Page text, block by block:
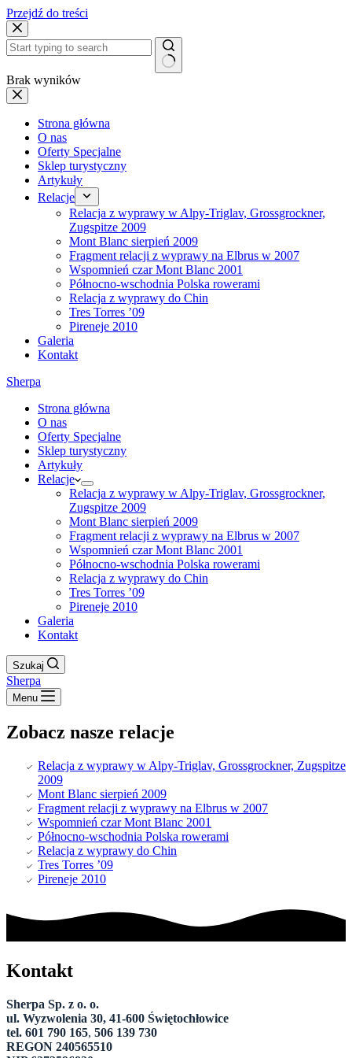
Przejdź do treści
Brak wyników
Strona główna
O nas
Oferty Specjalne
Sklep turystyczny
Artykuły
Relacje
Relacja z wyprawy w Alpy-Triglav, Grossgrockner,
Zugspitze 2009
Mont Blanc sierpień 2009
Fragment relacji z wyprawy na Elbrus w 2007
Wspomnień czar Mont Blanc 2001
Północno-wschodnia Polska rowerami
Relacja z wyprawy do Chin
Tres Torres ’09
Pireneje 2010
Galeria
Kontakt
Sherpa
Strona główna
O nas
Oferty Specjalne
Sklep turystyczny
Artykuły
Relacje
Relacja z wyprawy w Alpy-Triglav, Grossgrockner,
Zugspitze 2009
Mont Blanc sierpień 2009
Fragment relacji z wyprawy na Elbrus w 2007
Wspomnień czar Mont Blanc 2001
Północno-wschodnia Polska rowerami
Relacja z wyprawy do Chin
Tres Torres ’09
Pireneje 2010
Galeria
Kontakt
Szukaj
Sherpa
Menu
Zobacz nasze relacje
Relacja z wyprawy w Alpy-Triglav, Grossgrockner, Zugspitze
2009
Mont Blanc sierpień 2009
Fragment relacji z wyprawy na Elbrus w 2007
Wspomnień czar Mont Blanc 2001
Północno-wschodnia Polska rowerami
Relacja z wyprawy do Chin
Tres Torres ’09
Pireneje 2010
Kontakt
Sherpa Sp. z o. o.
ul. Wyzwolenia 30, 41-600 Świętochłowice
tel. 601 790 165, 506 139 730
REGON 240565510